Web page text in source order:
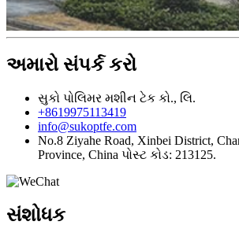
અમારો સંપર્ક કરો
સુકો પોલિમર મશીન ટેક કો., લિ.
+8619975113419
info@sukoptfe.com
No.8 Ziyahe Road, Xinbei District,
Province, China પોસ્ટ કોડ: 213125.
સંશોધક